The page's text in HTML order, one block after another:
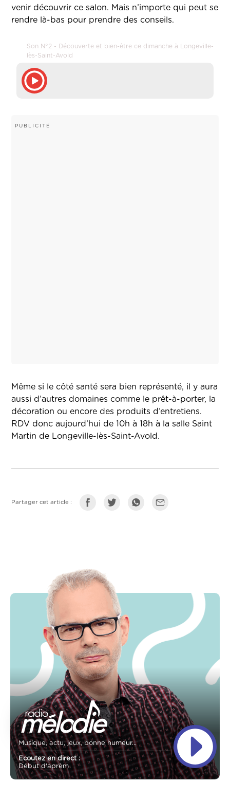
venir découvrir ce salon. Mais n’importe qui peut se
rendre là-bas pour prendre des conseils.
Son N°2 - Découverte et bien-être ce dimanche à Longeville-
lès-Saint-Avold
Même si le côté santé sera bien représenté, il y aura
aussi d’autres domaines comme le prêt-à-porter, la
décoration ou encore des produits d’entretiens.
RDV donc aujourd’hui de 10h à 18h à la salle Saint
Martin de Longeville-lès-Saint-Avold.
Partager cet article :
Musique, actu, jeux, bonne humeur...
Ecoutez en direct :
Début d'aprèm